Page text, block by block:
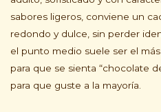
sabores ligeros, conviene un
redondo y dulce, sin perder
el punto medio suele ser el
para que se sienta “chocolate
para que guste a la mayoría.